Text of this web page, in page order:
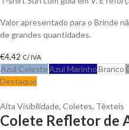
Valor apresentado para o Brinde
de grandes quantidades.
€4,42 C/ IVA
Azul CelesteAzul MarinhoBranco
Destaque
Alta Visibilidade, Coletes, Têxteis
Colete Refletor de